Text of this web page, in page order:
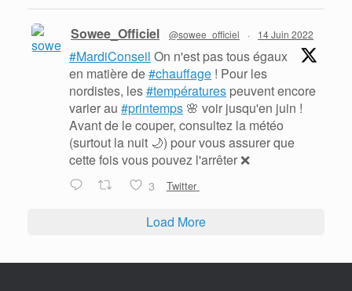
Sowee_Officiel @sowee_officiel · 14 Juin 2022
#MardiConseil On n'est pas tous égaux
en matière de#chauffage ! Pour les
nordistes, les#températures peuvent encore
varier au #printemps 🌸 voir jusqu'en juin !
Avant de le couper, consultez la météo
(surtout la nuit 🌙) pour vous assurer que
cette fois vous pouvez l'arrêter ❌
3 Twitter
Load More